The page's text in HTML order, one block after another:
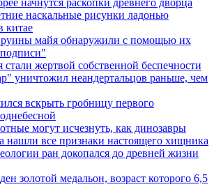
начнутся раскопки древнего дворца
наскальные рисунки ладонью
китае
руины майя обнаружили с помощью их
жертвой собственной беспечности
уничтожил неандертальцов раньше, чем
вскрыть гробницу первого
могут исчезнуть, как динозавры
нашли все признаки настоящего хищника
ран докопался до древней жизни
золотой медальон, возраст которого 6,5